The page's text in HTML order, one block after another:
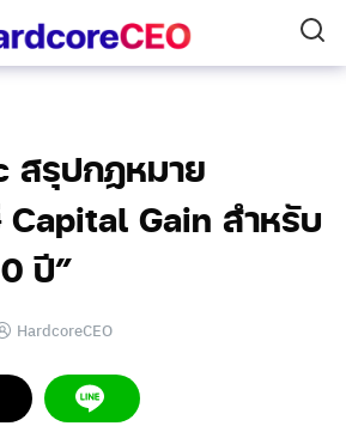
สรุปกฏหมาย
Capital Gain สำหรับ
ปี”
HardcoreCEO